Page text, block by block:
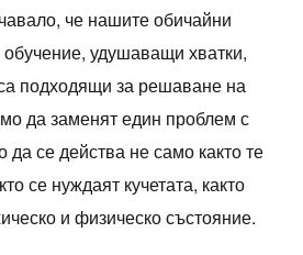
че нашите обичайни
удушаващи хватки,
подходящи за решаване на
да заменят един проблем с
да се действа не само както те
се нуждаят кучетата, както
и физическо състояние.